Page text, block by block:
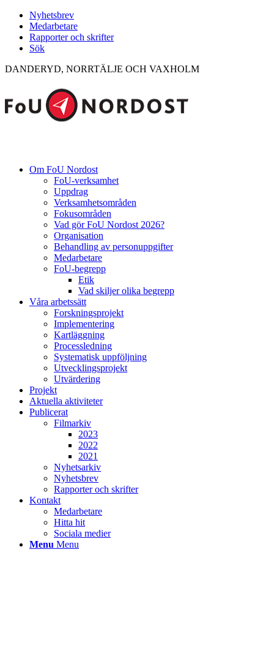
Nyhetsbrev
Medarbetare
Rapporter och skrifter
Sök
DANDERYD, NORRTÄLJE OCH VAXHOLM
Om FoU Nordost
FoU-verksamhet
Uppdrag
Verksamhetsområden
Fokusområden
Vad gör FoU Nordost 2026?
Organisation
Behandling av personuppgifter
Medarbetare
FoU-begrepp
Etik
Vad skiljer olika begrepp
Våra arbetssätt
Forskningsprojekt
Implementering
Kartläggning
Processledning
Systematisk uppföljning
Utvecklingsprojekt
Utvärdering
Projekt
Aktuella aktiviteter
Publicerat
Filmarkiv
2023
2022
2021
Nyhetsarkiv
Nyhetsbrev
Rapporter och skrifter
Kontakt
Medarbetare
Hitta hit
Sociala medier
Menu Menu